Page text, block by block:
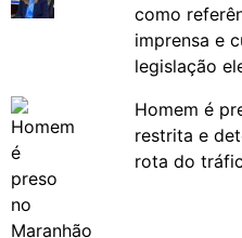
como
imprensa e
legislação
Homem é
restrita e
rota do